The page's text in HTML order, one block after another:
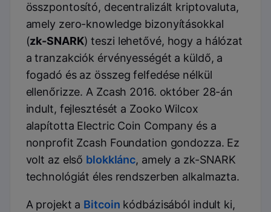
összpontosító, decentralizált kriptovaluta,
amely zero-knowledge bizonyításokkal
(zk-SNARK) teszi lehetővé, hogy a hálózat
a tranzakciók érvényességét a küldő, a
fogadó és az összeg felfedése nélkül
ellenőrizze. A Zcash 2016. október 28-án
indult, fejlesztését a Zooko Wilcox
alapította Electric Coin Company és a
nonprofit Zcash Foundation gondozza. Ez
volt az első blokklánc, amely a zk-SNARK
technológiát éles rendszerben alkalmazta.
A projekt a Bitcoin kódbázisából indult ki,